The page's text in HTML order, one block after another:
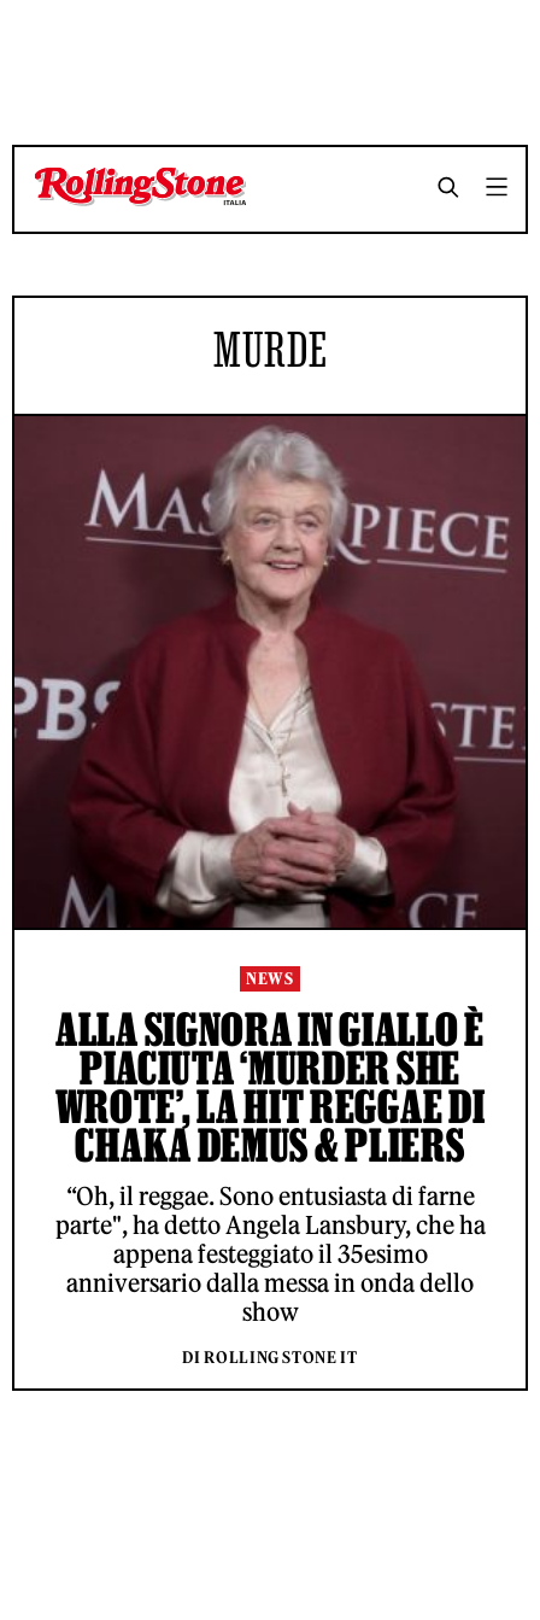
MURDE
NEWS
ALLA SIGNORA IN GIALLO È
PIACIUTA ‘MURDER SHE
WROTE’, LA HIT REGGAE DI
CHAKA DEMUS & PLIERS
“Oh, il reggae. Sono entusiasta di farne
parte", ha detto Angela Lansbury, che ha
appena festeggiato il 35esimo
anniversario dalla messa in onda dello
show
DI ROLLING STONE IT